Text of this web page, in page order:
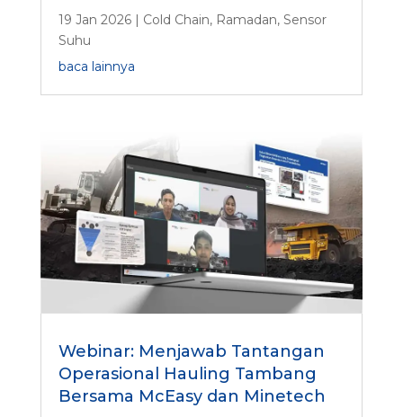
19 Jan 2026| Cold Chain, Ramadan, Sensor
Suhu
baca lainnya
Webinar: Menjawab Tantangan
Operasional Hauling Tambang
Bersama McEasy dan Minetech